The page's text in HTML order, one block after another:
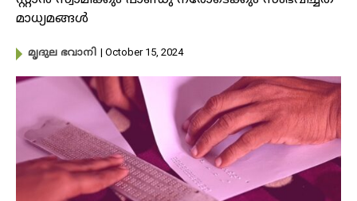
മാധ്യമങ്ങൾ
മൃദുല ഭവാനി | October 15, 2024